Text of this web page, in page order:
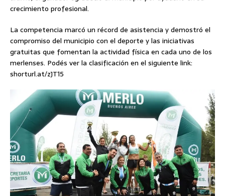
crecimiento profesional.
La competencia marcó un récord de asistencia y demostró el
compromiso del municipio con el deporte y las iniciativas
gratuitas que fomentan la actividad física en cada uno de los
merlenses. Podés ver la clasificación en el siguiente link:
shorturl.at/zJT15